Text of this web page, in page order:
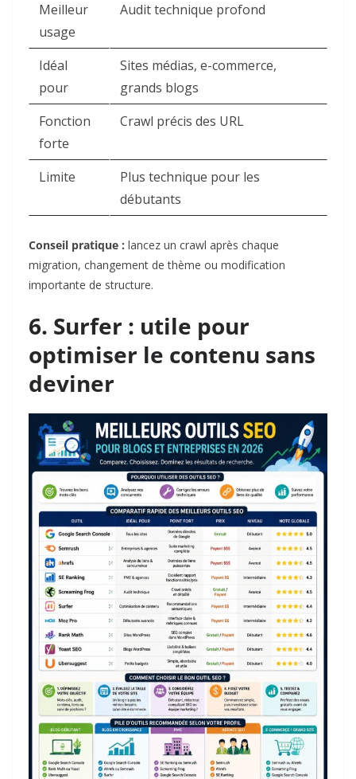
Meilleur
usage
Audit technique profond
Idéal
pour
Sites médias, e-commerce,
grands blogs
Fonction
forte
Crawl précis des URL
Limite
Plus technique pour les
débutants
Conseil pratique : lancez un crawl après chaque
migration, changement de thème ou modification
importante de structure.
6. Surfer : utile pour
optimiser le contenu sans
deviner